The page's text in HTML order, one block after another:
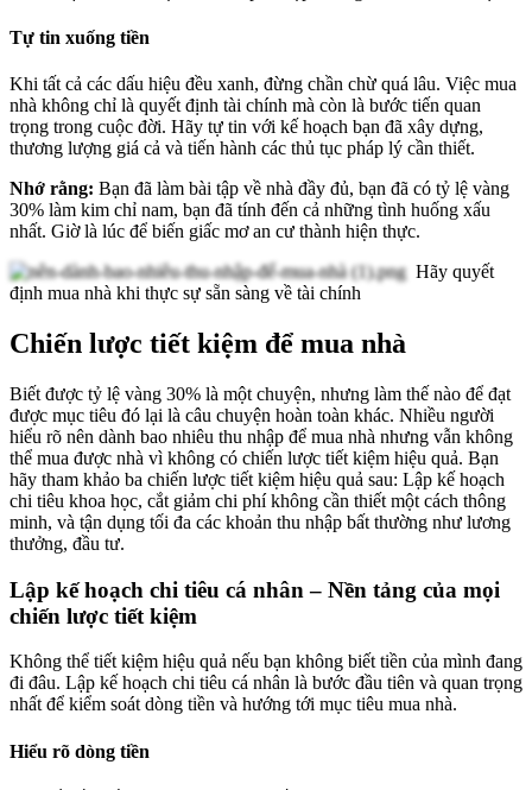
Tự tin xuống tiền
Khi tất cả các dấu hiệu đều xanh, đừng chần chừ quá lâu. Việc mua
nhà không chỉ là quyết định tài chính mà còn là bước tiến quan
trọng trong cuộc đời. Hãy tự tin với kế hoạch bạn đã xây dựng,
thương lượng giá cả và tiến hành các thủ tục pháp lý cần thiết.
Nhớ rằng: Bạn đã làm bài tập về nhà đầy đủ, bạn đã có tỷ lệ vàng
30% làm kim chỉ nam, bạn đã tính đến cả những tình huống xấu
nhất. Giờ là lúc để biến giấc mơ an cư thành hiện thực.
Hãy quyết
định mua nhà khi thực sự sẵn sàng về tài chính
Chiến lược tiết kiệm để mua nhà
Biết được tỷ lệ vàng 30% là một chuyện, nhưng làm thế nào để đạt
được mục tiêu đó lại là câu chuyện hoàn toàn khác. Nhiều người
hiểu rõ nên dành bao nhiêu thu nhập để mua nhà nhưng vẫn không
thể mua được nhà vì không có chiến lược tiết kiệm hiệu quả. Bạn
hãy tham khảo ba chiến lược tiết kiệm hiệu quả sau: Lập kế hoạch
chi tiêu khoa học, cắt giảm chi phí không cần thiết một cách thông
minh, và tận dụng tối đa các khoản thu nhập bất thường như lương
thưởng, đầu tư.
Lập kế hoạch chi tiêu cá nhân – Nền tảng của mọi
chiến lược tiết kiệm
Không thể tiết kiệm hiệu quả nếu bạn không biết tiền của mình đang
đi đâu. Lập kế hoạch chi tiêu cá nhân là bước đầu tiên và quan trọng
nhất để kiểm soát dòng tiền và hướng tới mục tiêu mua nhà.
Hiểu rõ dòng tiền